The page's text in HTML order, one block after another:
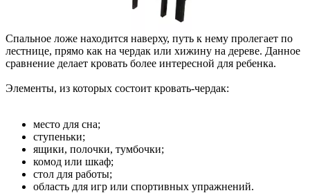
Спальное ложе находится наверху, путь к нему пролегает по
лестнице, прямо как на чердак или хижину на дереве. Данное
сравнение делает кровать более интересной для ребенка.
Элементы, из которых состоит кровать-чердак:
место для сна;
ступеньки;
ящики, полочки, тумбочки;
комод или шкаф;
стол для работы;
область для игр или спортивных упражнений.